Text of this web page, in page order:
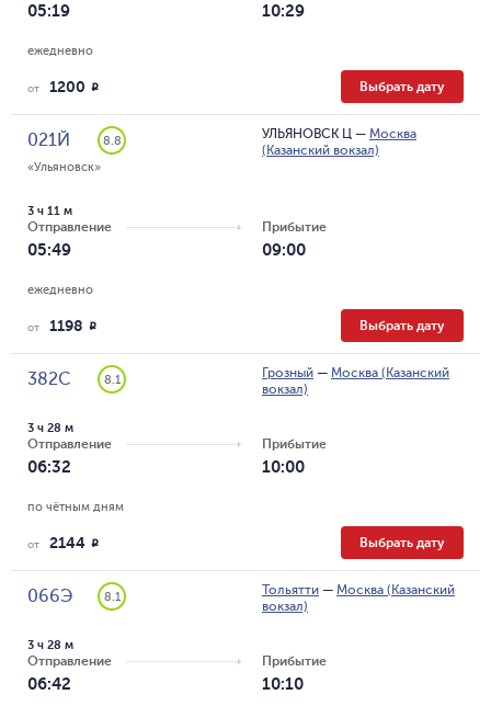
05:19 10:29
ежедневно
от 1200 R Выбрать дату
021Й
8.8
«Ульяновск»
УЛЬЯНОВСК Ц — Москва
(Казанский вокзал)
Отправление
05:49
3 ч 11 м
Прибытие
09:00
ежедневно
от 1198 R Выбрать дату
382С 8.1 Грозный — Москва (Казанский
вокзал)
Отправление
06:32
3 ч 28 м
Прибытие
10:00
по чётным дням
от 2144 R Выбрать дату
066Э 8.1 Тольятти — Москва (Казанский
вокзал)
Отправление
06:42
3 ч 28 м
Прибытие
10:10